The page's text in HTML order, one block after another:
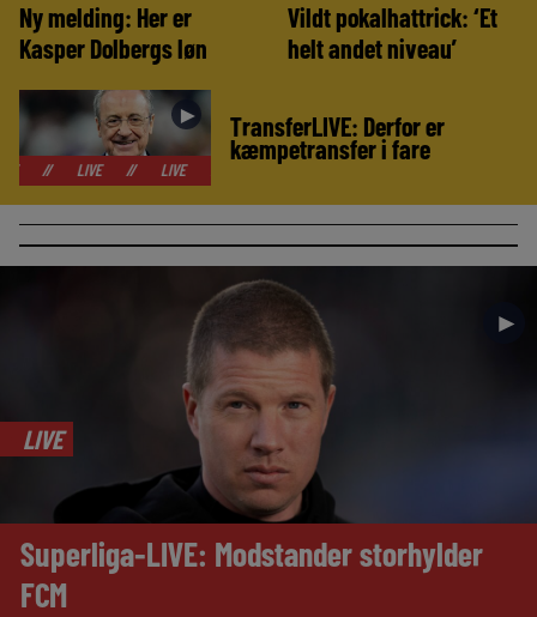
Ny melding: Her er
Kasper Dolbergs løn
Vildt pokalhattrick: ‘Et
helt andet niveau’
►
LIVE LIVE LIVE LIVE
TransferLIVE: Derfor er
kæmpetransfer i fare
►
LIVE
Superliga-LIVE: Modstander storhylder
FCM